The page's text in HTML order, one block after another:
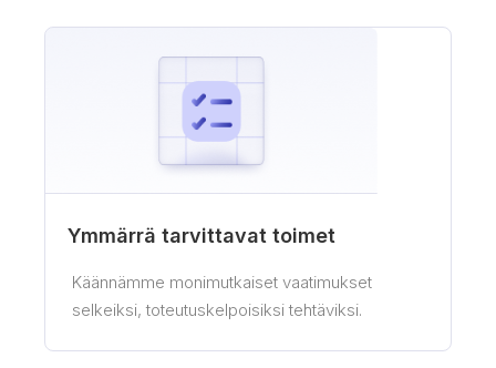
Ymmärrä tarvittavat toimet
Käännämme monimutkaiset vaatimukset
selkeiksi, toteutuskelpoisiksi tehtäviksi.